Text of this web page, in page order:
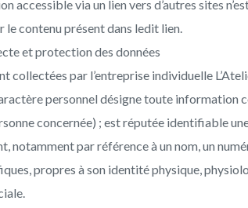
MAQUILLAGE
PERMANENT
Sourcils
Lèvres
Yeux
accessible via un lien vers d’autres sites
le contenu présent dans ledit lien.
et protection des données
collectées par l’entreprise individuelle
personnel désigne toute information
concernée) ; est réputée identifiable
notamment par référence à un nom, un
propres à son identité physique,